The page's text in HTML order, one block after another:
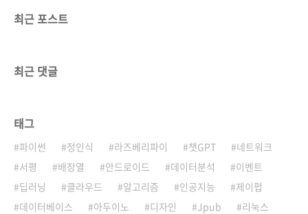
최근 포스트
최근 댓글
태그
파이썬 정인식 라즈베리파이 챗GPT
네트워크
서평
배장열 안드로이드 데이터분석
이벤트
딥러닝
클라우드 알고리즘 인공지능
제이펍
데이터베이스
아두이노 디자인 Jpub
리눅스